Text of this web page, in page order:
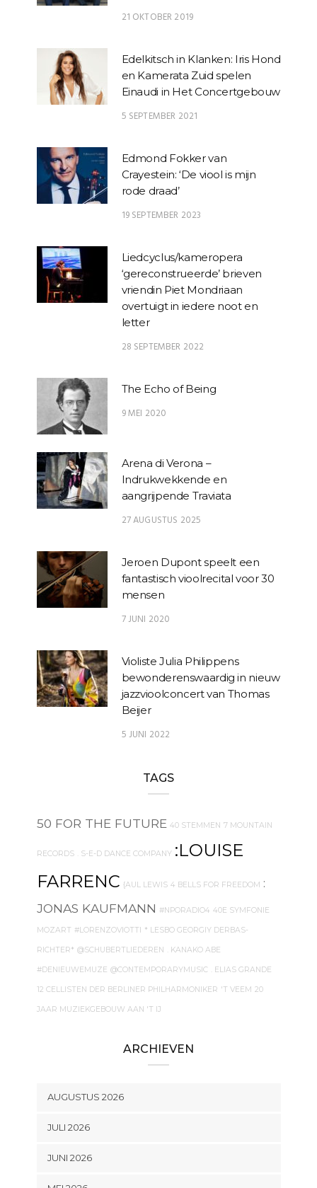
21 OKTOBER 2019
Edelkitsch in Klanken: Iris Hond
en Kamerata Zuid spelen
Einaudi in Het Concertgebouw
5 SEPTEMBER 2021
Edmond Fokker van
Crayestein: ‘De viool is mijn
rode draad’
19 SEPTEMBER 2023
Liedcyclus/kameropera
‘gereconstrueerde’ brieven
vriendin Piet Mondriaan
overtuigt in iedere noot en
letter
28 SEPTEMBER 2022
The Echo of Being
9 MEI 2020
Arena di Verona –
Indrukwekkende en
aangrijpende Traviata
27 AUGUSTUS 2025
Jeroen Dupont speelt een
fantastisch vioolrecital voor 30
mensen
7 JUNI 2020
Violiste Julia Philippens
bewonderenswaardig in nieuw
jazzvioolconcert van Thomas
Beijer
5 JUNI 2022
TAGS
50 FOR THE FUTURE 40 STEMMEN 7 MOUNTAIN
RECORDS . S-E-D DANCE COMPANY :LOUISE
FARRENC {AUL LEWIS 4 BELLS FOR FREEDOM :
JONAS KAUFMANN #NPORADIO4 40E SYMFONIE
MOZART #LORENZOVIOTTI * LESBO GEORGIY DERBAS-
RICHTER* @SCHUBERTLIEDEREN . KANAKO ABE
#DENIEUWEMUZE @CONTEMPORARYMUSIC . ELIAS GRANDE
12 CELLISTEN DER BERLINER PHILHARMONIKER 'T VEEM 20
JAAR MUZIEKGEBOUW AAN 'T IJ
ARCHIEVEN
AUGUSTUS 2026
JULI 2026
JUNI 2026